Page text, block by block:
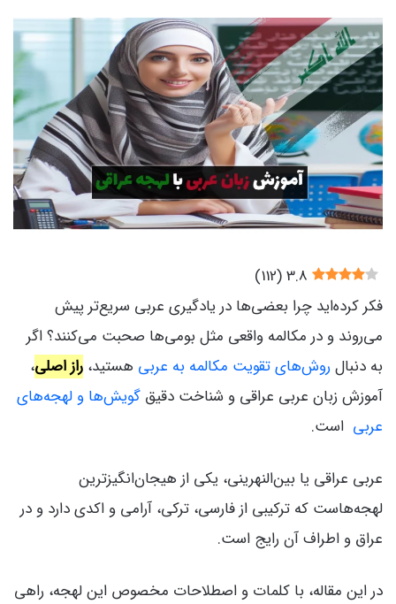
3.8
(
112
)
فکر کرده‌اید چرا بعضی‌ها در یادگیری عربی سریع‌تر پیش
می‌روند و در مکالمه واقعی مثل بومی‌ها صحبت می‌کنند؟ اگر
به دنبالروش‌های تقویت مکالمه به عربی هستید، راز اصلی،
آموزش زبان عربی عراقی و شناخت دقیق گویش‌ها و لهجه‌های
عربی است.
عربی عراقی یا بین‌النهرینی، یکی از هیجان‌انگیزترین
لهجه‌هاست که ترکیبی از فارسی، ترکی، آرامی و اکدی دارد و در
عراق و اطراف آن رایج است.
در این مقاله، با کلمات و اصطلاحات مخصوص این لهجه، راهی